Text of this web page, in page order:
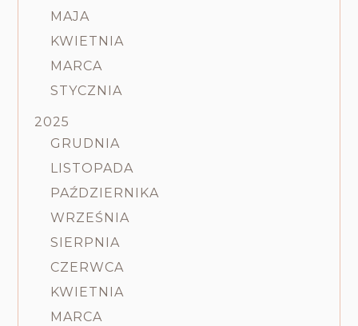
MAJA
KWIETNIA
MARCA
STYCZNIA
2025
GRUDNIA
LISTOPADA
PAŹDZIERNIKA
WRZEŚNIA
SIERPNIA
CZERWCA
KWIETNIA
MARCA